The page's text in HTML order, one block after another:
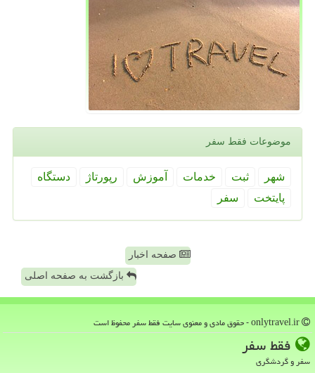
موضوعات فقط سفر
شهر ثبت خدمات آموزش رپورتاژ
دستگاه
پایتخت
سفر
صفحه اخبار
بازگشت به صفحه اصلی
فقط سفر
سفر و گردشگری